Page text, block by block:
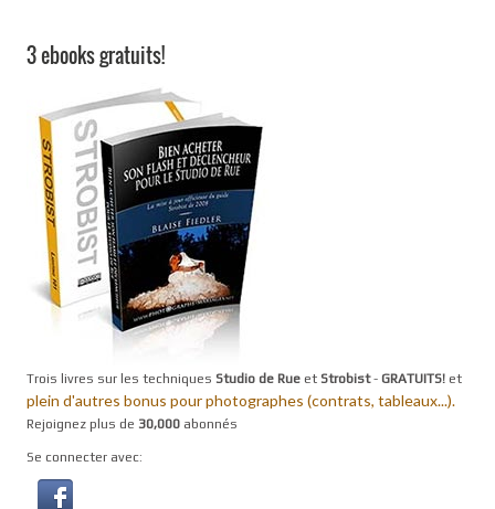
3 ebooks gratuits!
Trois livres sur les techniques Studio de Rue et Strobist- GRATUITS! et
plein d'autres bonus pour photographes (contrats, tableaux...).
Rejoignez plus de 30,000 abonnés
Se connecter avec: